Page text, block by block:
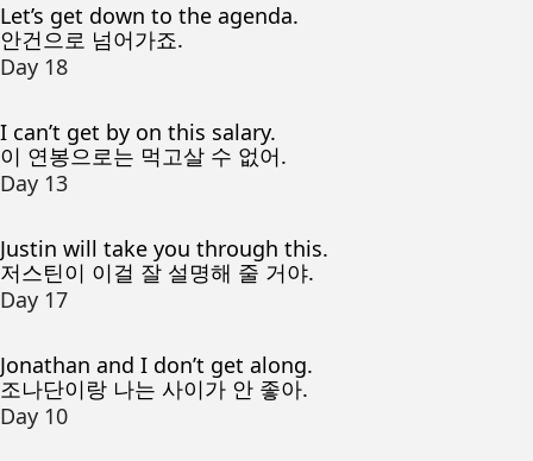
Let’s get down to the agenda.
안건으로 넘어가죠.
Day 18
I can’t get by on this salary.
이 연봉으로는 먹고살 수 없어.
Day 13
Justin will take you through this.
저스틴이 이걸 잘 설명해 줄 거야.
Day 17
Jonathan and I don’t get along.
조나단이랑 나는 사이가 안 좋아.
Day 10